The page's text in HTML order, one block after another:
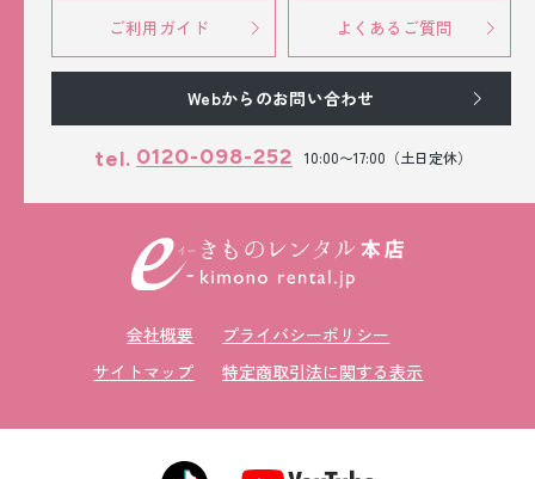
ご利用ガイド よくあるご質問
Webからのお問い合わせ
tel. 0120-098-252 10:00〜17:00（土日定休）
会社概要
プライバシーポリシー
サイトマップ
特定商取引法に関する表示